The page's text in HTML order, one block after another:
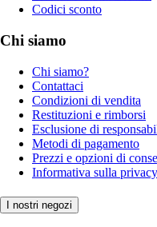
Codici sconto
Chi siamo
Chi siamo?
Contattaci
Condizioni di vendita
Restituzioni e rimborsi
Esclusione di
Metodi di pagamento
Prezzi e opzioni di
Informativa sulla privacy
I nostri negozi